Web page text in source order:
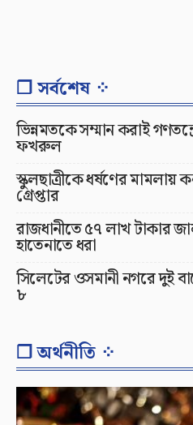
❐ সর্বশেষ ⁘
ভিন্নমতকে সম্মান করাই
ফখরুল
স্কুলছাত্রীকে ধর্ষণের মামলায়
গ্রেপ্তার
রাজধানীতে ৫৭ লাখ টাকার
হাতেনাতে ধরা
সিলেটের ওসমানী নগরে দুই
৮
❐ অর্থনীতি ⁘